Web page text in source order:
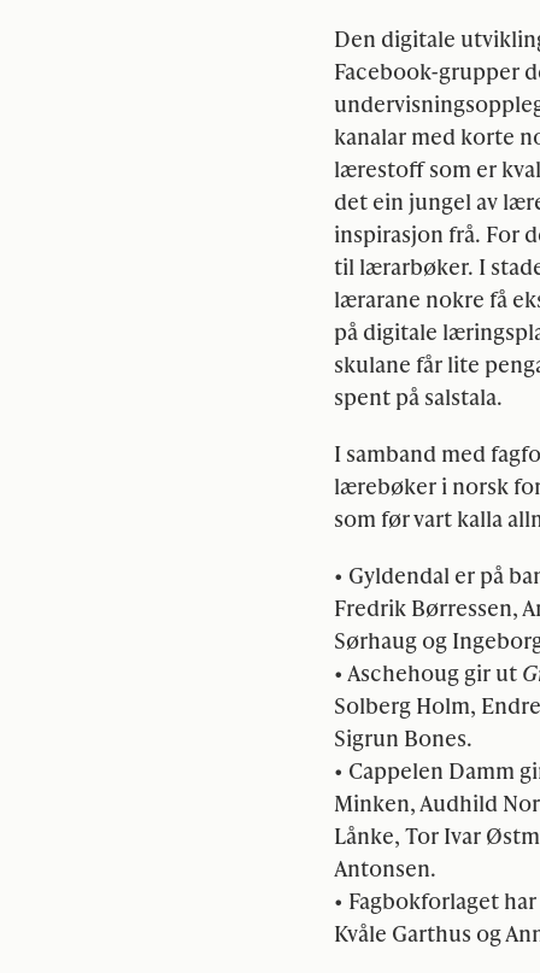
Den digitale
Facebook-grupper
kanalar med korte
lærestoff som er
det ein jungel av
inspirasjon frå. For
til lærarbøker. I
lærarane nokre få
på digitale
skulane får lite
spent på salstala.
I samband med
lærebøker i norsk
som før vart kalla
• Gyldendal er på
Fredrik Børressen,
Sørhaug og
• Aschehoug gir ut
Solberg Holm,
Sigrun Bones.
• Cappelen Damm
Minken, Audhild
Lånke, Tor Ivar
Antonsen.
• Fagbokforlaget
Kvåle Garthus og